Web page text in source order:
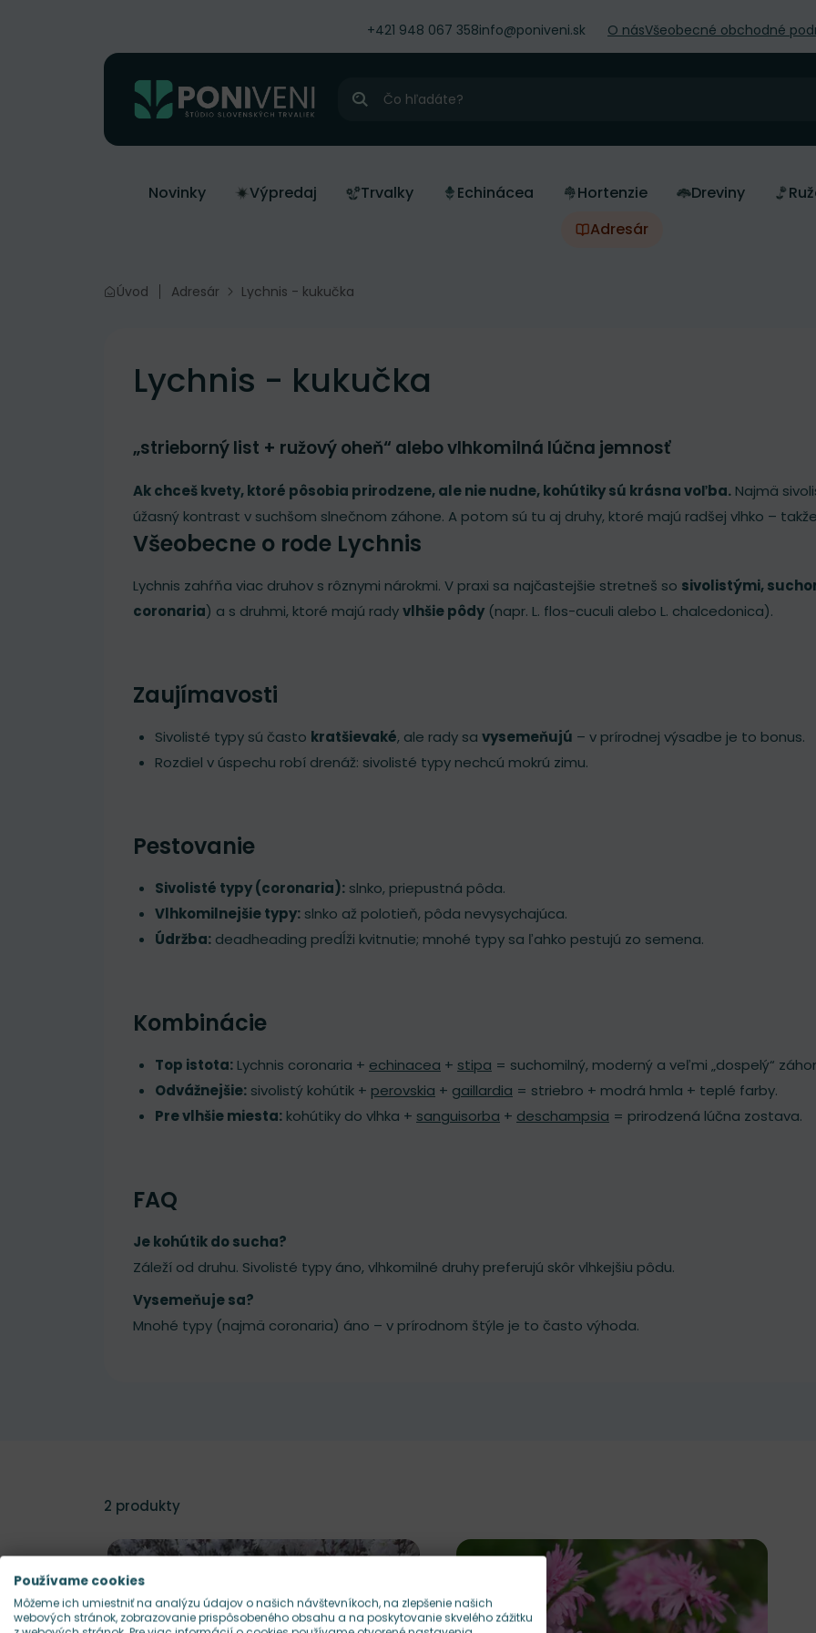
+421 948 067 358info@poniveni.sk O násVšeobecné obchodné
Hľadať
Novinky Výpredaj Trvalky Echinácea Hortenzie Dreviny
Adresár
Úvod Adresár Lychnis - kukučka
Lychnis - kukučka
„strieborný list + ružový oheň“ alebo vlhkomilná lúčna jemnosť
Ak chceš kvety, ktoré pôsobia prirodzene, ale nie nudne, kohútiky sú krásna voľba. Najmä
úžasný kontrast v suchšom slnečnom záhone. A potom sú tu aj druhy, ktoré majú radšej vlhko –
Všeobecne o rode Lychnis
Lychnis zahŕňa viac druhov s rôznymi nárokmi. V praxi sa najčastejšie stretneš so sivolistými,
coronaria) a s druhmi, ktoré majú radyvlhšie pôdy (napr. L. flos-cuculi alebo L. chalcedonica).
Zaujímavosti
Sivolisté typy sú často kratšievaké, ale rady sa vysemeňujú – v prírodnej výsadbe je to bonus.
Rozdiel v úspechu robí drenáž: sivolisté typy nechcú mokrú zimu.
Pestovanie
Sivolisté typy (coronaria): slnko, priepustná pôda.
Vlhkomilnejšie typy: slnko až polotieň, pôda nevysychajúca.
Údržba: deadheading predĺži kvitnutie; mnohé typy sa ľahko pestujú zo semena.
Kombinácie
Top istota: Lychnis coronaria + echinacea + stipa = suchomilný, moderný a veľmi „dospelý“
Odvážnejšie: sivolistý kohútik + perovskia + gaillardia = striebro + modrá hmla + teplé farby.
Pre vlhšie miesta: kohútiky do vlhka + sanguisorba + deschampsia = prirodzená lúčna zostava.
FAQ
Je kohútik do sucha?
Záleží od druhu. Sivolisté typy áno, vlhkomilné druhy preferujú skôr vlhkejšiu pôdu.
Vysemeňuje sa?
Mnohé typy (najmä coronaria) áno – v prírodnom štýle je to často výhoda.
2 produkty
Používame cookies
Môžeme ich umiestniť na analýzu údajov o našich návštevníkoch, na zlepšenie našich
webových stránok, zobrazovanie prispôsobeného obsahu a na poskytovanie skvelého zážitku